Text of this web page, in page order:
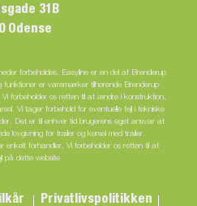
31B
Odense
forbeholdes. Easyline er en del af Brenderup
funktioner er varemærker tilhørende Brenderup
forbeholder os retten til at ændre i konstruktion,
Vi tager forbehold for eventuelle fejl i tekniske
Det er til enhver tid brugerens eget ansvar at
lovgivning for trailer og kørsel med trailer.
enkelt forhandler. Vi forbeholder os retten til at
på dette website
Privatlivspolitikken